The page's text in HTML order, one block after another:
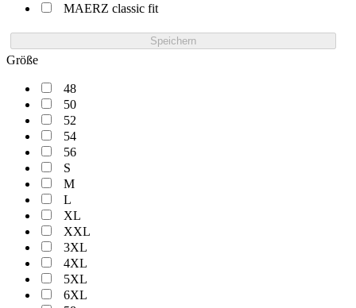
MAERZ classic fit
Speichern
Größe
48
50
52
54
56
S
M
L
XL
XXL
3XL
4XL
5XL
6XL